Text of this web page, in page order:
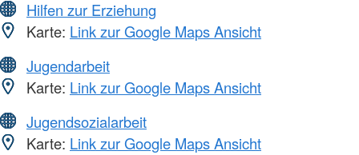
Hilfen zur Erziehung
Karte: Link zur Google Maps Ansicht
Jugendarbeit
Karte: Link zur Google Maps Ansicht
Jugendsozialarbeit
Karte: Link zur Google Maps Ansicht